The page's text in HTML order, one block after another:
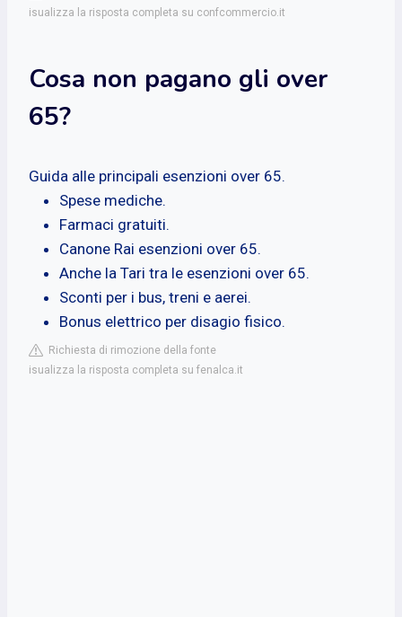
isualizza la risposta completa su confcommercio.it
Cosa non pagano gli over
65?
Guida alle principali esenzioni over 65.
Spese mediche.
Farmaci gratuiti.
Canone Rai esenzioni over 65.
Anche la Tari tra le esenzioni over 65.
Sconti per i bus, treni e aerei.
Bonus elettrico per disagio fisico.
Richiesta di rimozione della fonte
isualizza la risposta completa su fenalca.it